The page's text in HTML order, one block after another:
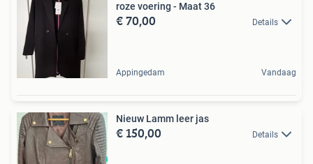
roze voering - Maat 36
€ 70,00 Details
Appingedam Vandaag
Nieuw Lamm leer jas
€ 150,00 Details